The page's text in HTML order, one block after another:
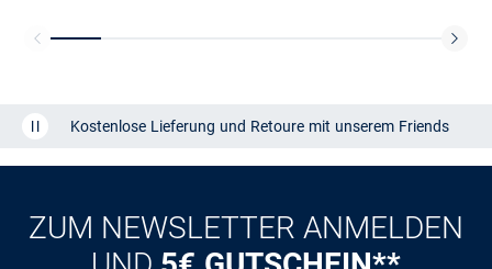
Kostenlose Lieferung und Retoure mit unserem Friends
CLUB
Kauf aufRechnung
ZUM NEWSLETTER ANMELDEN